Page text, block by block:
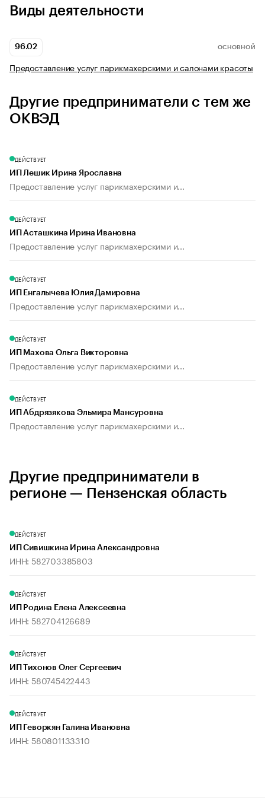
Виды деятельности
96.02 ОСНОВНОЙ
Предоставление услуг парикмахерскими и салонами красоты
Другие предприниматели с тем же
ОКВЭД
ДЕЙСТВУЕТ
ИП Лешик Ирина Ярославна
Предоставление услуг парикмахерскими и...
ДЕЙСТВУЕТ
ИП Асташкина Ирина Ивановна
Предоставление услуг парикмахерскими и...
ДЕЙСТВУЕТ
ИП Енгалычева Юлия Дамировна
Предоставление услуг парикмахерскими и...
ДЕЙСТВУЕТ
ИП Махова Ольга Викторовна
Предоставление услуг парикмахерскими и...
ДЕЙСТВУЕТ
ИП Абдрязякова Эльмира Мансуровна
Предоставление услуг парикмахерскими и...
Другие предприниматели в
регионе — Пензенская область
ДЕЙСТВУЕТ
ИП Сивишкина Ирина Александровна
ИНН: 582703385803
ДЕЙСТВУЕТ
ИП Родина Елена Алексеевна
ИНН: 582704126689
ДЕЙСТВУЕТ
ИП Тихонов Олег Сергеевич
ИНН: 580745422443
ДЕЙСТВУЕТ
ИП Геворкян Галина Ивановна
ИНН: 580801133310